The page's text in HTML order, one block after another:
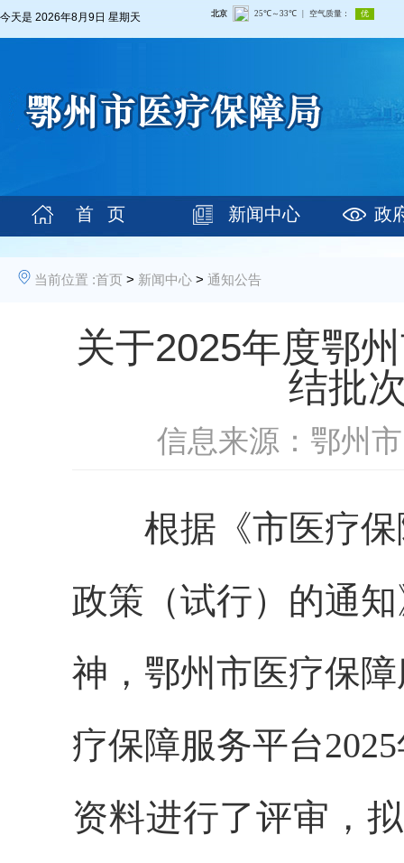
今天是 2026年8月9日 星期天
首 页 新闻中心 政
当前位置 :首页 > 新闻中心 > 通知公告
关于2025年度鄂
结批
信息来源：鄂州
根据《市医疗保
政策（试行）的通
神，鄂州市医疗保
疗保障服务平台
资料进行了评审，